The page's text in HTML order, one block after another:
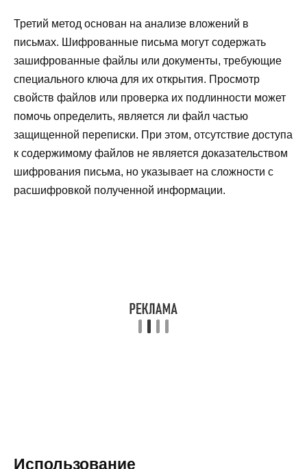
Третий метод основан на анализе вложений в
письмах. Шифрованные письма могут содержать
зашифрованные файлы или документы, требующие
специального ключа для их открытия. Просмотр
свойств файлов или проверка их подлинности может
помочь определить, является ли файл частью
защищенной переписки. При этом, отсутствие доступа
к содержимому файлов не является доказательством
шифрования письма, но указывает на сложности с
расшифровкой полученной информации.
Использование